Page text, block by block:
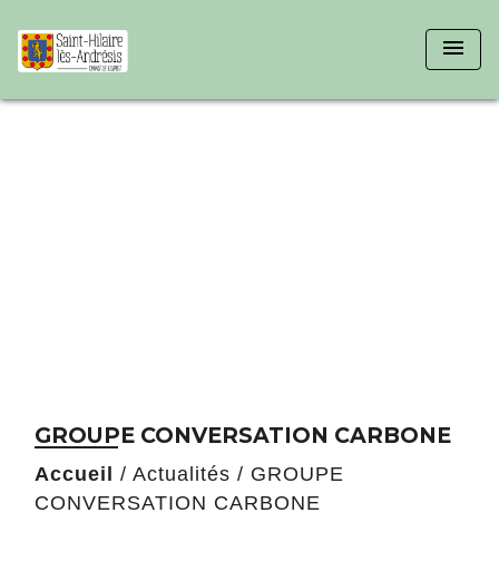
menu
GROUPE CONVERSATION CARBONE
Accueil / Actualités / GROUPE
CONVERSATION CARBONE